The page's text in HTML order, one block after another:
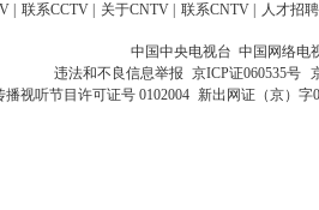
联系CCTV 关于CNTV 联系CNTV 人才招聘
中国中央电视台 中国网络电
违法和不良信息举报 京ICP证060535号
播视听节目许可证号 0102004 新出网证（京）